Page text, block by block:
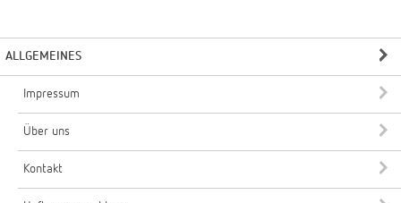
ALLGEMEINES
Impressum
Über uns
Kontakt